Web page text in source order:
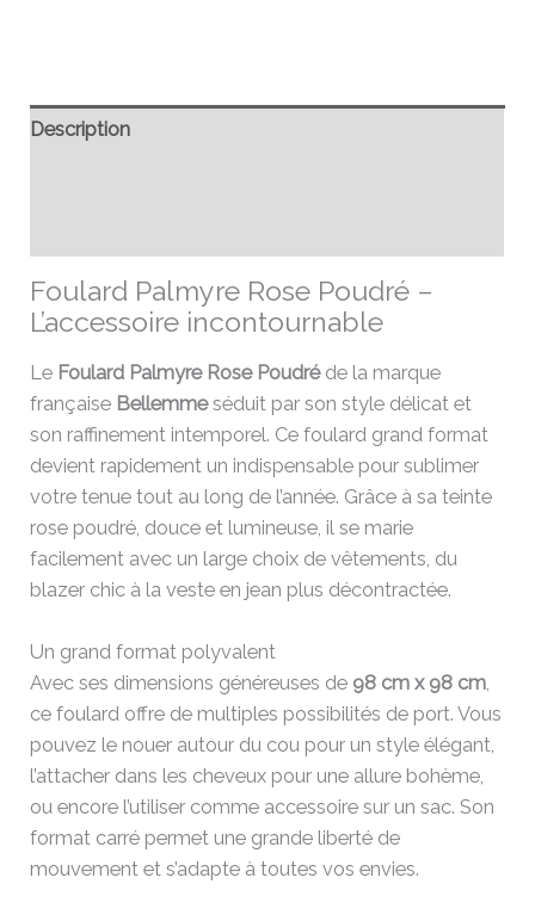
Description
Foulard Palmyre Rose Poudré –
L’accessoire incontournable
Le Foulard Palmyre Rose Poudréde la marque
française Bellemmeséduit par son style délicat et
son raffinement intemporel. Ce foulard grand format
devient rapidement un indispensable pour sublimer
votre tenue tout au long de l’année. Grâce à sa teinte
rose poudré, douce et lumineuse, il se marie
facilement avec un large choix de vêtements, du
blazer chic à la veste en jean plus décontractée.
Un grand format polyvalent
Avec ses dimensions généreuses de 98 cm x 98 cm,
ce foulard offre de multiples possibilités de port. Vous
pouvez le nouer autour du cou pour un style élégant,
l’attacher dans les cheveux pour une allure bohème,
ou encore l’utiliser comme accessoire sur un sac. Son
format carré permet une grande liberté de
mouvement et s’adapte à toutes vos envies.